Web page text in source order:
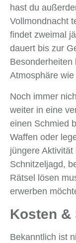
hast du
Vollmondnacht
findet zweimal
dauert bis zur
Besonderheiten
Atmosphäre
Noch immer
weiter in eine
einen Schmied
Waffen oder
jüngere
Schnitzeljagd,
Rätsel lösen
erwerben
Kosten &
Bekanntlich ist